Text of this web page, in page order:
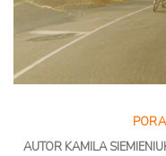
AUTOR KAMILA